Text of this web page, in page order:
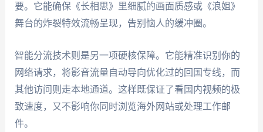
要。它能确保《长相思》里细腻的画面质感或《浪姐》
舞台的炸裂特效流畅呈现，告别恼人的缓冲圈。
智能分流技术则是另一项硬核保障。它能精准识别你的
网络请求，将影音流量自动导向优化过的回国专线，而
其他访问则走本地通道。这样既保证了看国内视频的极
致速度，又不影响你同时浏览海外网站或处理工作邮
件。